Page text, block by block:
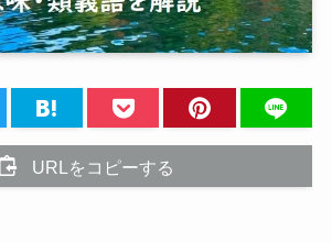
URLをコピーする